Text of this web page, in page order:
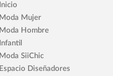
Inicio
Moda Mujer
Moda Hombre
Infantil
Moda SiiChic
Espacio Diseñadores